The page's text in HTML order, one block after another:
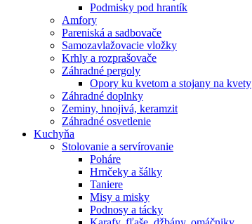
Podmisky pod hrantík
Amfory
Pareniská a sadbovače
Samozavlažovacie vložky
Krhly a rozprašovače
Záhradné pergoly
Opory ku kvetom a stojany na kvety
Záhradné doplnky
Zeminy, hnojivá, keramzit
Záhradné osvetlenie
Kuchyňa
Stolovanie a servírovanie
Poháre
Hrnčeky a šálky
Taniere
Misy a misky
Podnosy a tácky